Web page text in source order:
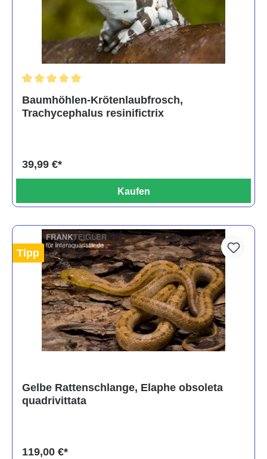
Baumhöhlen-Krötenlaubfrosch,
Trachycephalus resinifictrix
39,99 €*
Kaufen
Tipp
Gelbe Rattenschlange, Elaphe obsoleta
quadrivittata
119,00 €*